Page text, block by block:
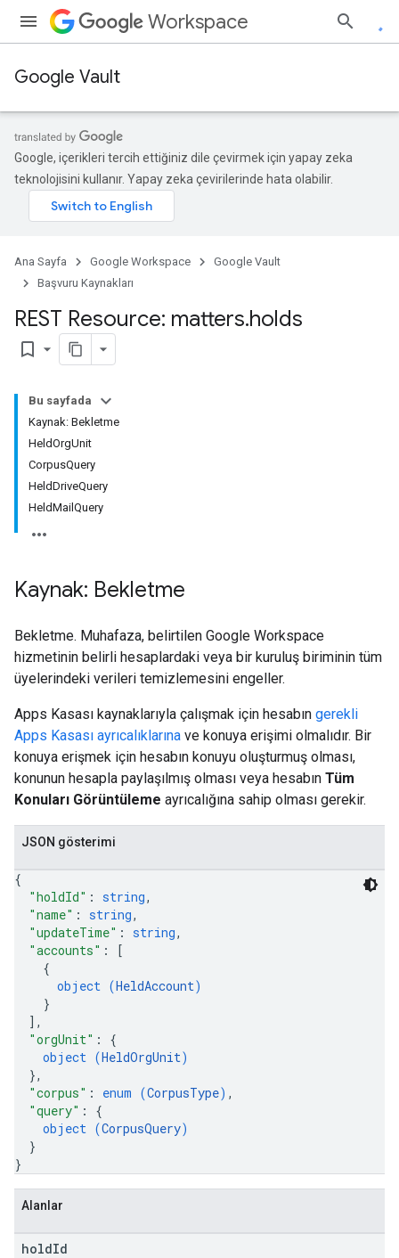
Workspace
Google Vault
Google, içerikleri tercih ettiğiniz dile çevirmek için yapay zeka
teknolojisini kullanır. Yapay zeka çevirilerinde hata olabilir.
Ana Sayfa Google Workspace
Google Vault
Başvuru Kaynakları
REST Resource: matters.holds
bookmark_border
Bu sayfada
Kaynak: Bekletme
HeldOrgUnit
CorpusQuery
HeldDriveQuery
HeldMailQuery
Kaynak: Bekletme
Bekletme. Muhafaza, belirtilen Google Workspace
hizmetinin belirli hesaplardaki veya bir kuruluş biriminin tüm
üyelerindeki verileri temizlemesini engeller.
Apps Kasası kaynaklarıyla çalışmak için hesabın gerekli
Apps Kasası ayrıcalıklarına ve konuya erişimi olmalıdır. Bir
konuya erişmek için hesabın konuyu oluşturmuş olması,
konunun hesapla paylaşılmış olması veya hesabın Tüm
Konuları Görüntüleme ayrıcalığına sahip olması gerekir.
JSON gösterimi
{
"holdId" : string,
"name" : string,
"updateTime" : string,
"accounts" :
[
{
object (HeldAccount)
}
] ,
"orgUnit" : {
object (HeldOrgUnit)
},
"corpus" : enum (CorpusType) ,
"query" : {
object (CorpusQuery)
}
}
Alanlar
holdId